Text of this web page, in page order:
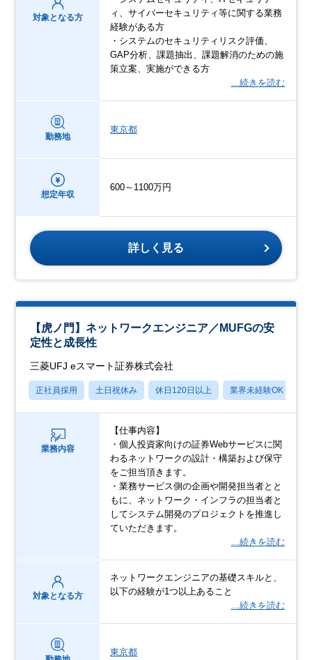
対象となる方
ィ、サイバーセキュリティ等に関する業務
経験がある方
・システムのセキュリティリスク評価、
GAP分析、課題抽出、課題解消のための施
策立案、実施ができる方
…続きを読む
勤務地
東京都
想定年収
600～1100万円
詳しく見る
【虎ノ門】ネットワークエンジニア／MUFGの安
定性と成長性
三菱UFJ eスマート証券株式会社
正社員採用 土日祝休み 休日120日以上 業界未経験OK
業務内容
【仕事内容】
・個人投資家向けの証券Webサービスに関
わるネットワークの設計・構築および保守
をご担当頂きます。
・業務サービス側の企画や開発担当者とと
もに、ネットワーク・インフラの担当者と
してシステム開発のプロジェクトを推進し
ていただきます。
…続きを読む
対象となる方
ネットワークエンジニアの基礎スキルと、
以下の経験が1つ以上あること
…続きを読む
東京都